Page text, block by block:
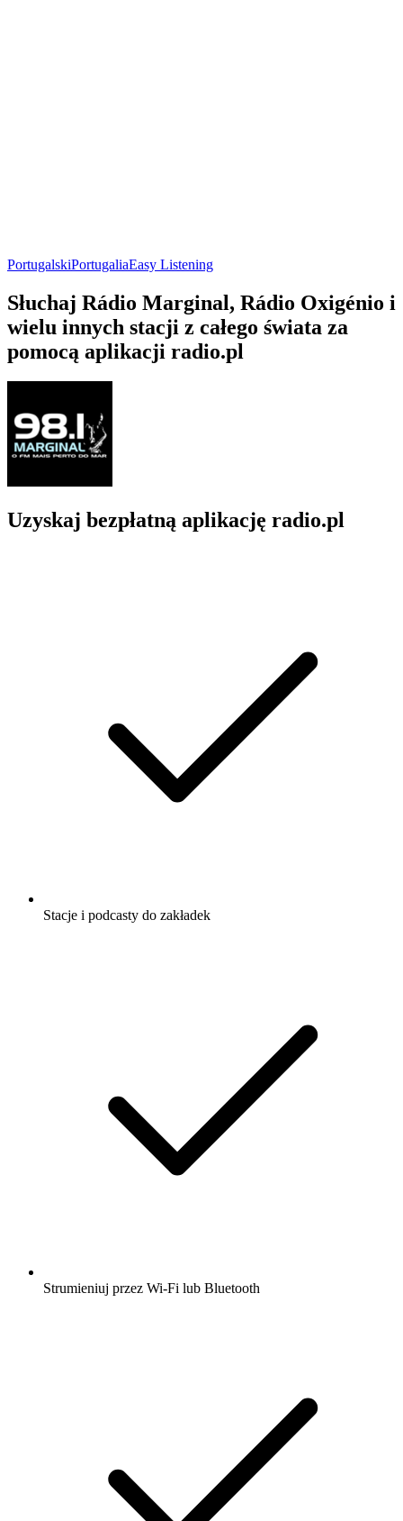
PortugalskiPortugaliaEasy Listening
Słuchaj Rádio Marginal, Rádio Oxigénio i
wielu innych stacji z całego świata za
pomocą aplikacji radio.pl
Uzyskaj bezpłatną aplikację radio.pl
Stacje i podcasty do zakładek
Strumieniuj przez Wi-Fi lub Bluetooth